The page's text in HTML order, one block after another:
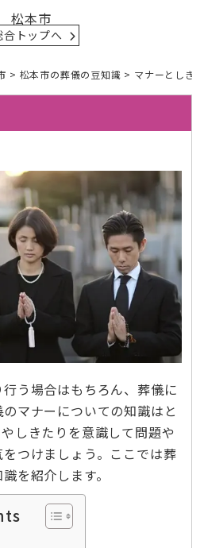
松本市
合トップへ
> 松本市の葬儀の豆知識 > マナーとしき
う場合はもちろん、葬儀に
マナーについての知識はと
しきたりを意識して問題や
つけましょう。ここでは葬
を紹介します。